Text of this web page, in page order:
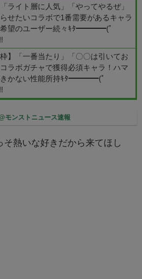
ライト層に人気」「やってやるぜ」
せたいコラボで1番需要があるキャラ
希望のユーザー続々ｷﾀ━━━━(ﾟ
枠】「一番当たり」「〇〇は引いてお
ラボガチャで獲得必須キャラ！ハマ
きかない性能所持ｷﾀ━━━━(ﾟ
モンストニュース速報
そ熱いな好きだから来てほし